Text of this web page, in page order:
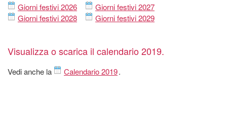
Giorni festivi 2026
Giorni festivi 2027
Giorni festivi 2028
Giorni festivi 2029
Visualizza o scarica il calendario 2019.
Vedi anche la Calendario 2019.